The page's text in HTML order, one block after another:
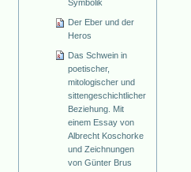
Symbolik
Der Eber und der
Heros
Das Schwein in
poetischer,
mitologischer und
sittengeschichtlicher
Beziehung. Mit
einem Essay von
Albrecht Koschorke
und Zeichnungen
von Günter Brus